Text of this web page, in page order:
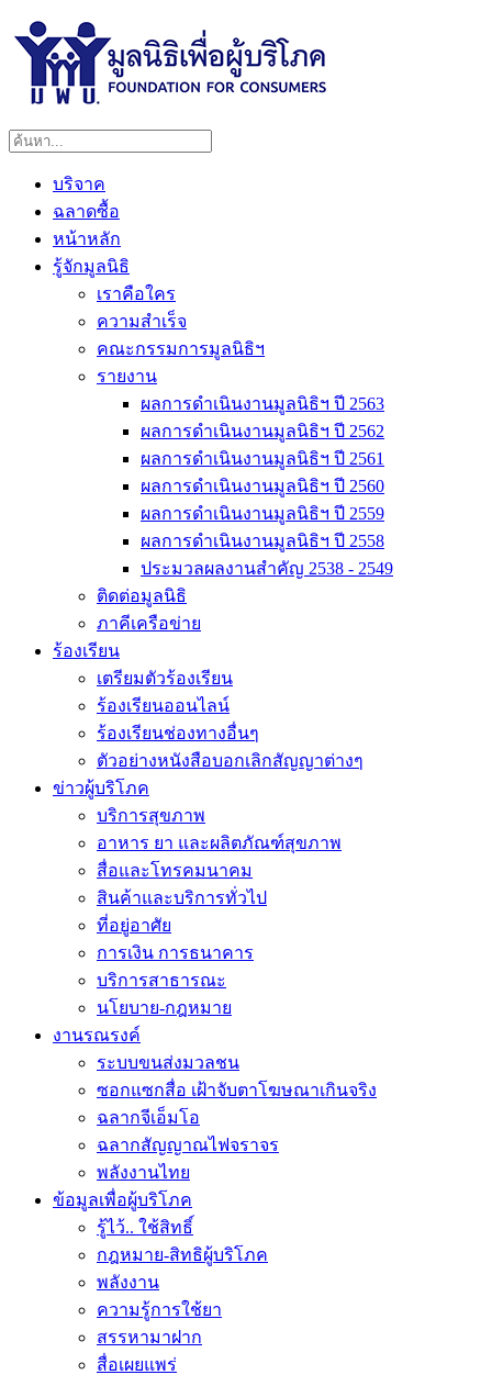
บริจาค
ฉลาดซื้อ
หน้าหลัก
รู้จักมูลนิธิ
เราคือใคร
ความสำเร็จ
คณะกรรมการมูลนิธิฯ
รายงาน
ผลการดำเนินงานมูลนิธิฯ ปี 2563
ผลการดำเนินงานมูลนิธิฯ ปี 2562
ผลการดำเนินงานมูลนิธิฯ ปี 2561
ผลการดำเนินงานมูลนิธิฯ ปี 2560
ผลการดำเนินงานมูลนิธิฯ ปี 2559
ผลการดำเนินงานมูลนิธิฯ ปี 2558
ประมวลผลงานสำคัญ 2538 - 2549
ติดต่อมูลนิธิ
ภาคีเครือข่าย
ร้องเรียน
เตรียมตัวร้องเรียน
ร้องเรียนออนไลน์
ร้องเรียนช่องทางอื่นๆ
ตัวอย่างหนังสือบอกเลิกสัญญาต่างๆ
ข่าวผู้บริโภค
บริการสุขภาพ
อาหาร ยา และผลิตภัณฑ์สุขภาพ
สื่อและโทรคมนาคม
สินค้าและบริการทั่วไป
ที่อยู่อาศัย
การเงิน การธนาคาร
บริการสาธารณะ
นโยบาย-กฎหมาย
งานรณรงค์
ระบบขนส่งมวลชน
ซอกแซกสื่อ เฝ้าจับตาโฆษณาเกินจริง
ฉลากจีเอ็มโอ
ฉลากสัญญาณไฟจราจร
พลังงานไทย
ข้อมูลเพื่อผู้บริโภค
รู้ไว้.. ใช้สิทธิ์
กฎหมาย-สิทธิผู้บริโภค
พลังงาน
ความรู้การใช้ยา
สรรหามาฝาก
สื่อเผยแพร่